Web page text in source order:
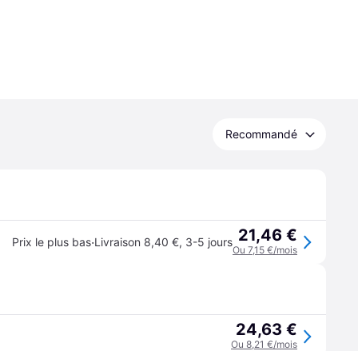
Recommandé
Prix le plus bas·Livraison 8,40 €, 3-5 jours 21,46 €
Ou 7,15 €/mois
24,63 €
Ou 8,21 €/mois